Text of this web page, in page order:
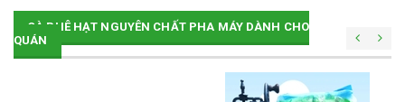
CÀ PHÊ HẠT NGUYÊN CHẤT PHA MÁY DÀNH CHO
QUÁN